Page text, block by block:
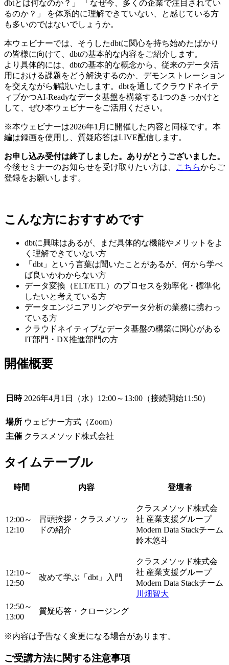
dbtとは何なのか？」 「なぜ今、多くの企業で注目されてい
るのか？」 を体系的に理解できていない、と感じている方
も多いのではないでしょうか。
本ウェビナーでは、そうしたdbtに関心を持ち始めたばかり
の皆様に向けて、dbtの基本的な内容をご紹介します。
より具体的には、dbtの基本的な概念から、従来のデータ活
用における課題をどう解決するのか、デモンストレーション
を交えながら解説いたします。dbtを通してクラウドネイテ
ィブかつAI-Readyなデータ基盤を構築する1つのきっかけと
して、ぜひ本ウェビナーをご活用ください。
※本ウェビナーは2026年1月に開催した内容と同様です。本
編は録画を使用し、質疑応答はLIVE配信します。
お申し込み受付は終了しました。ありがとうございました。
今後セミナーのお知らせを受け取りたい方は、
こちらからご
登録をお願いします。
こんな方におすすめです
dbtに興味はあるが、まだ具体的な機能やメリットをよ
く理解できていない方
「dbt」という言葉は聞いたことがあるが、何から学べ
ば良いかわからない方
データ変換（ELT/ETL）のプロセスを効率化・標準化
したいと考えている方
データエンジニアリングやデータ分析の業務に携わっ
ている方
クラウドネイティブなデータ基盤の構築に関心がある
IT部門・DX推進部門の方
開催概要
日時 2026年4月1日（水）12:00～13:00（接続開始11:50）
場所 ウェビナー方式（Zoom）
主催 クラスメソッド株式会社
タイムテーブル
時間 内容 登壇者
12:00～
12:10
冒頭挨拶・クラスメソッ
ドの紹介
クラスメソッド株式会
社 産業支援グループ
Modern Data Stackチーム
鈴木悠斗
12:10～
12:50
改めて学ぶ「dbt」入門
クラスメソッド株式会
社 産業支援グループ
Modern Data Stackチーム
川畑智大
12:50～
13:00
質疑応答・クロージング
※内容は予告なく変更になる場合があります。
ご受講方法に関する注意事項